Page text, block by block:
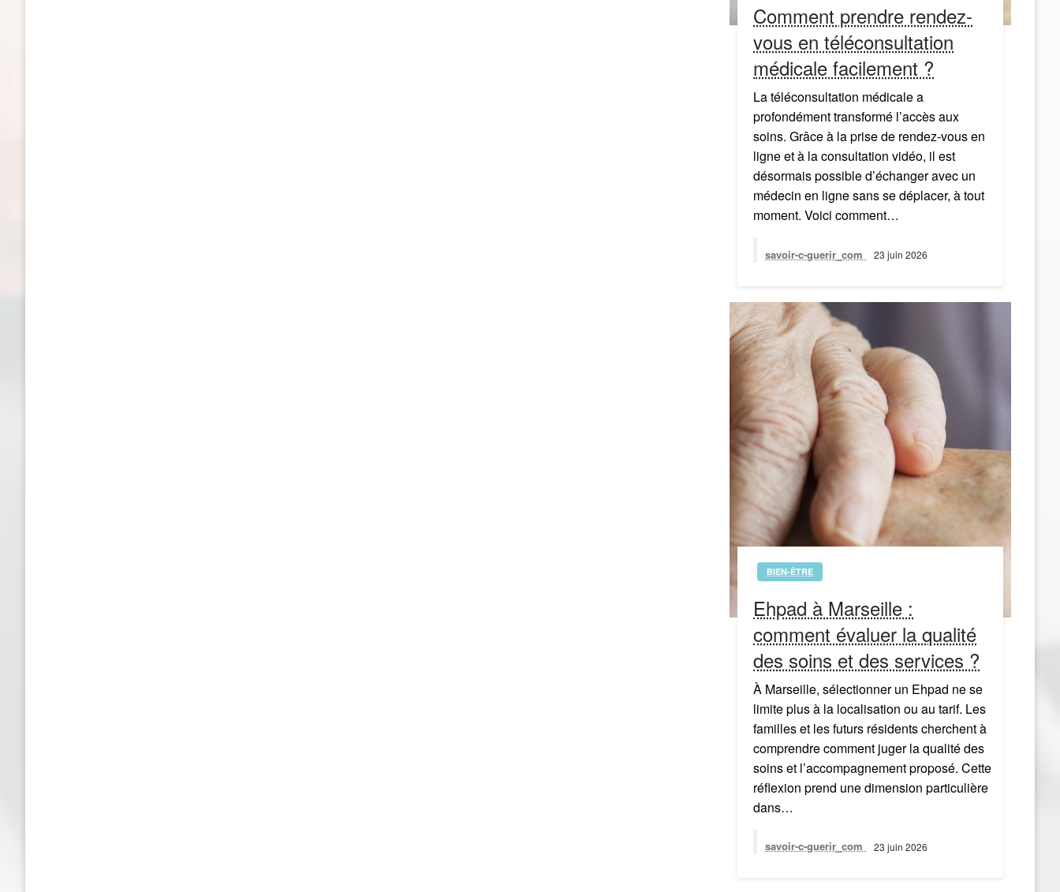
Comment prendre rendez-
vous en téléconsultation
médicale facilement ?
La téléconsultation médicale a
profondément transformé l’accès aux
soins. Grâce à la prise de rendez-vous en
ligne et à la consultation vidéo, il est
désormais possible d’échanger avec un
médecin en ligne sans se déplacer, à tout
moment. Voici comment…
savoir-c-guerir_com 23 juin 2026
BIEN-ÊTRE
Ehpad à Marseille :
comment évaluer la qualité
des soins et des services ?
À Marseille, sélectionner un Ehpad ne se
limite plus à la localisation ou au tarif. Les
familles et les futurs résidents cherchent à
comprendre comment juger la qualité des
soins et l’accompagnement proposé. Cette
réflexion prend une dimension particulière
dans…
savoir-c-guerir_com 23 juin 2026